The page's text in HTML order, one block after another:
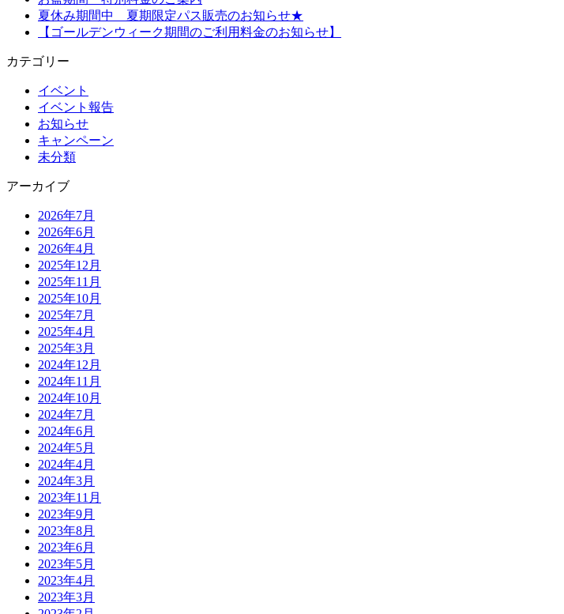
夏休み期間中 夏期限定パス販売のお知らせ★
【ゴールデンウィーク期間のご利用料金のお知らせ】
カテゴリー
イベント
イベント報告
お知らせ
キャンペーン
未分類
アーカイブ
2026年7月
2026年6月
2026年4月
2025年12月
2025年11月
2025年10月
2025年7月
2025年4月
2025年3月
2024年12月
2024年11月
2024年10月
2024年7月
2024年6月
2024年5月
2024年4月
2024年3月
2023年11月
2023年9月
2023年8月
2023年6月
2023年5月
2023年4月
2023年3月